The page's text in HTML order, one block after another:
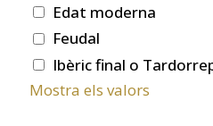
Edat moderna
Feudal
Ibèric final o
Mostra els valors